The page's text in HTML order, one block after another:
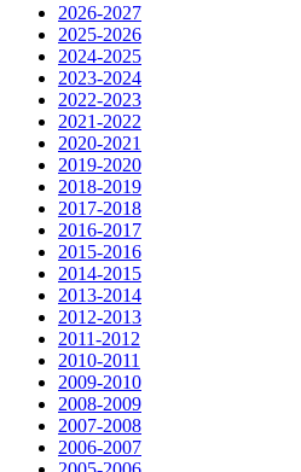
2026-2027
2025-2026
2024-2025
2023-2024
2022-2023
2021-2022
2020-2021
2019-2020
2018-2019
2017-2018
2016-2017
2015-2016
2014-2015
2013-2014
2012-2013
2011-2012
2010-2011
2009-2010
2008-2009
2007-2008
2006-2007